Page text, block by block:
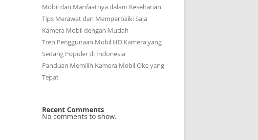
Mobil dan Manfaatnya dalam Keseharian
Tips Merawat dan Memperbaiki Saja
Kamera Mobil dengan Mudah
Tren Penggunaan Mobil HD Kamera yang
Sedang Populer di Indonesia
Panduan Memilih Kamera Mobil Oke yang
Tepat
Recent Comments
No comments to show.